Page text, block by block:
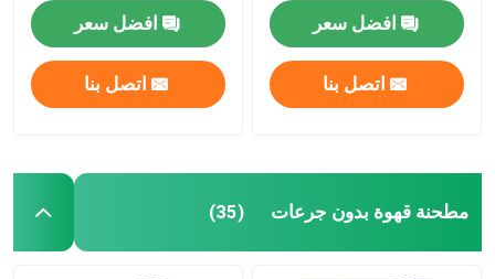
افضل سعر
اتصل بنا
افضل سعر
اتصل بنا
مطحنة قهوة بدون جرعات (35)